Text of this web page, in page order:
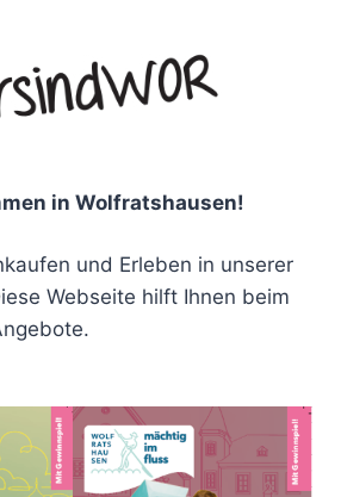
in Wolfratshausen!
und Erleben in unserer
Webseite hilft Ihnen beim